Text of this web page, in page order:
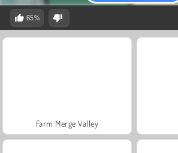
65%
Farm Merge Valley